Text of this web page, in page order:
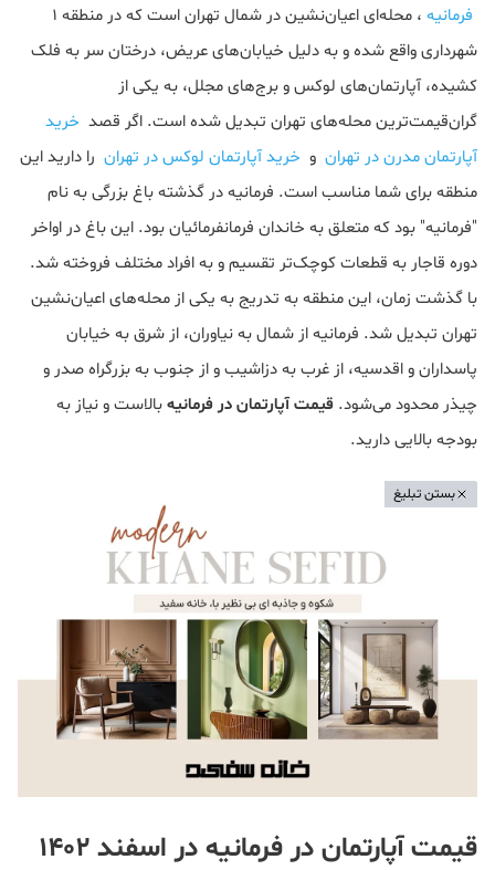
فرمانیه
، محله‌ای اعیان‌نشین در شمال تهران است که در منطقه ۱
شهرداری واقع شده و به دلیل خیابان‌های عریض، درختان سر به فلک
کشیده، آپارتمان‌های لوکس و برج‌های مجلل، به یکی از
گران‌قیمت‌ترین محله‌های تهران تبدیل شده است. اگر قصد خرید
آپارتمان مدرن در تهران و خرید آپارتمان لوکس در تهران را دارید این
منطقه برای شما مناسب است. فرمانیه در گذشته باغ بزرگی به نام
"فرمانیه" بود که متعلق به خاندان فرمانفرمائیان بود. این باغ در اواخر
دوره قاجار به قطعات کوچک‌تر تقسیم و به افراد مختلف فروخته شد.
با گذشت زمان، این منطقه به تدریج به یکی از محله‌های اعیان‌نشین
تهران تبدیل شد. فرمانیه از شمال به نیاوران، از شرق به خیابان
پاسداران و اقدسیه، از غرب به دزاشیب و از جنوب به بزرگراه صدر و
چیذر محدود می‌شود. قیمت آپارتمان در فرمانیهبالاست و نیاز به
بودجه بالایی دارید.
بستن تبلیغ
قیمت آپارتمان در فرمانیه در اسفند 1402